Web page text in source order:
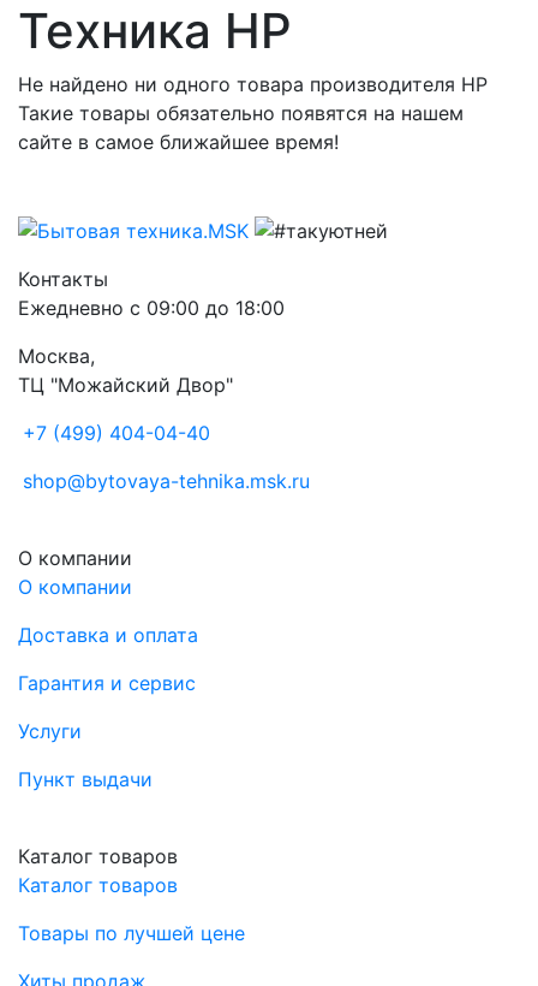
Техника HP
Не найдено ни одного товара производителя HP
Такие товары обязательно появятся на нашем
сайте в самое ближайшее время!
Контакты
Ежедневно с 09:00 до 18:00
Москва,
ТЦ "Можайский Двор"
+7 (499) 404-04-40
shop@bytovaya-tehnika.msk.ru
О компании
О компании
Доставка и оплата
Гарантия и сервис
Услуги
Пункт выдачи
Каталог товаров
Каталог товаров
Товары по лучшей цене
Хиты продаж